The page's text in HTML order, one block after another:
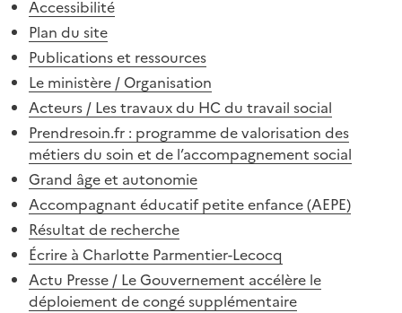
Accessibilité
Plan du site
Publications et ressources
Le ministère / Organisation
Acteurs / Les travaux du HC du travail social
Prendresoin.fr : programme de valorisation des
métiers du soin et de l’accompagnement social
Grand âge et autonomie
Accompagnant éducatif petite enfance (AEPE)
Résultat de recherche
Écrire à Charlotte Parmentier-Lecocq
Actu Presse / Le Gouvernement accélère le
déploiement de congé supplémentaire